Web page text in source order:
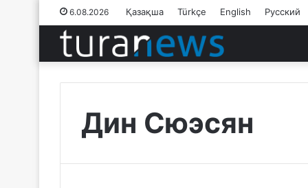
6.08.2026 Қазақша Türkçe English Русский
Дин Сюэсян